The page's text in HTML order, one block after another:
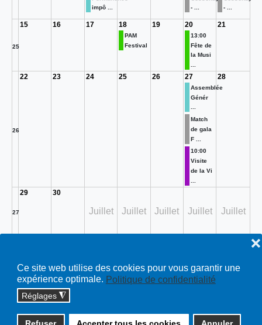
Ce site web utilise des cookies pour vous garantir une
expérience optimale. Politique de confidentialité
Réglages ◮
❌
impô ...
- ...
- ...
25
15 16 17 18
PAM
Festival
19 20
13:00
Fête de
la Musi
21
26
22 23 24 25 26 27
Assemblée
Génér
...
Match
de gala
F ...
10:00
Visite
de la Vi
28
27
29 30
Juillet Juillet Juillet Juillet Juillet
Copyright © 2026 cossonay.ch - tous droits réservés | site :